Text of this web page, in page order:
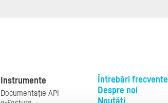
Instrumente
Documentație API
Întrebări frecvente
Despre noi
Noutăți